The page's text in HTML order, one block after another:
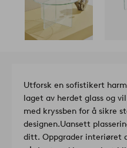
Utforsk en sofistikert
laget av herdet glass og
med kryssben for å sikre
designen.Uansett
ditt. Oppgrader interiøret